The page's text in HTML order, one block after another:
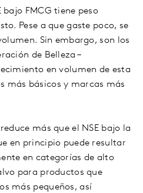
bajo FMCG tiene peso
Pese a que gaste poco, se
Sin embargo, son los
de Belleza –
en volumen de esta
más básicos y marcas más
más que el NSE bajo la
en principio puede resultar
en categorías de alto
para productos que
más pequeños, así